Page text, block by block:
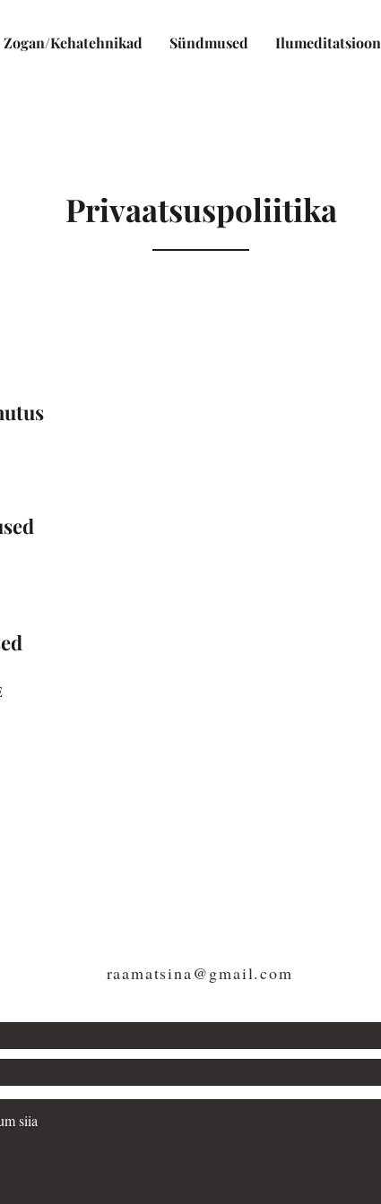
Zogan/Kehatehnikad Sündmused Ilumeditatsioon
Privaatsuspoliitika
raamatsina@gmail.com